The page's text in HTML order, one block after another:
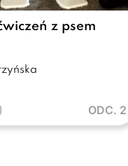
z psem
ODC. 2